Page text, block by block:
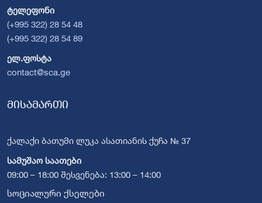
ტელეფონი
(+995 322) 28 54 48
(+995 322) 28 54 89
ელ.ფოსტა
contact@sca.ge
მისამართი
ქალაქი ბათუმი ლუკა ასათიანის ქუჩა № 37
სამუშაო საათები
09:00 – 18:00 შესვენება: 13:00 – 14:00
სოციალური ქსელები